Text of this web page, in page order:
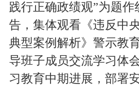
践行正确政绩观”为题作
告，集体观看《违反中
典型案例解析》警示教
导班子成员交流学习体
习教育中期进展，部署